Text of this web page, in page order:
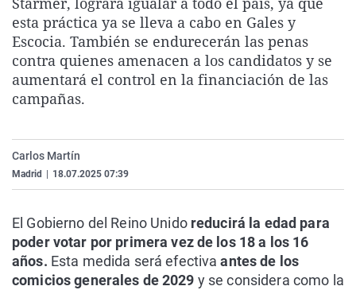
La rosa de los vientos
Gente viajera
Como el perro y el
Caso
Retornados
Equipo de
Extremadura
Galicia
La Rioja
Virales
Televisión
Elecciones
esta práctica ya se lleva a cabo en Gales y
Escocia. También se endurecerán las penas
contra quienes amenacen a los candidatos y se
aumentará el control en la financiación de las
campañas.
Carlos Martín
Madrid 18.07.2025 07:39
El Gobierno del Reino Unido reducirá la edad para
poder votar por primera vez de los 18 a los 16
años. Esta medida será efectivaantes de los
comicios generales de 2029 y se considera como la